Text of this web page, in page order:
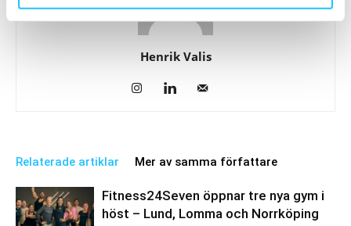
Henrik Valis
Relaterade artiklar Mer av samma författare
Fitness24Seven öppnar tre nya gym i
höst – Lund, Lomma och Norrköping